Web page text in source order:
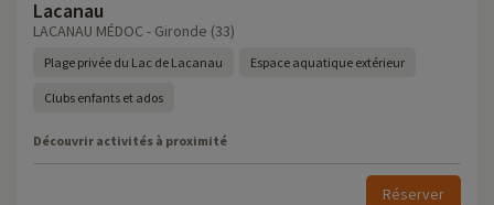
Lacanau
LACANAU MÉDOC - Gironde (33)
Plage privée du Lac de Lacanau Espace aquatique extérieur
Clubs enfants et ados
Découvrir activités à proximité
Réserver